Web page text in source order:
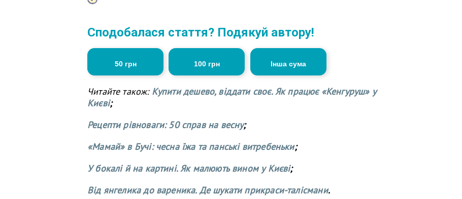
Сподобалася стаття? Подякуй автору!
50 грн 100 грн Інша сума
Читайте також: Купити дешево, віддати своє. Як працює «Кенгуруш» у
Києві;
Рецепти рівноваги: 50 справ на весну;
«Мамай» в Бучі: чесна їжа та панські витребеньки;
У бокалі й на картині. Як малюють вином у Києві;
Від янгелика до вареника. Де шукати прикраси-талісмани.